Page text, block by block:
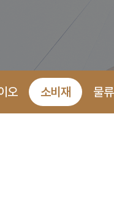
오 소비재 물류